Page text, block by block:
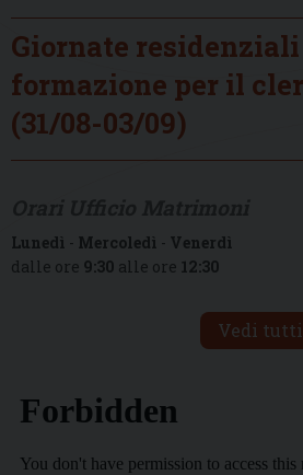
Giornate
formazione per il
(31/08-03/09)
Lunedì - Mercoledì - Venerdì
dalle ore 9:30 alle ore 12:30
Vedi